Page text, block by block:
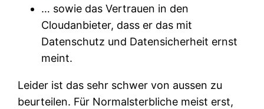
… sowie das Vertrauen in den
Cloudanbieter, dass er das mit
Datenschutz und Datensicherheit ernst
meint.
Leider ist das sehr schwer von aussen zu
beurteilen. Für Normalsterbliche meist erst,